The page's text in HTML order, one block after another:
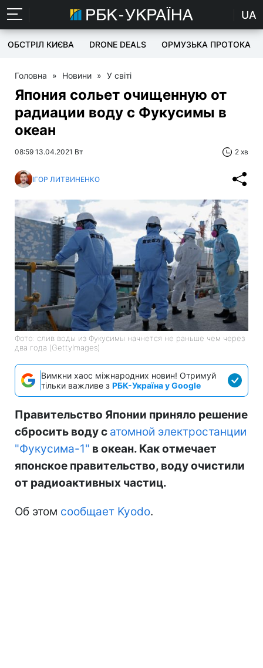
UA
ОБСТРІЛ КИЄВА DRONE DEALS ОРМУЗЬКА ПРОТОКА
Головна » Новини » У світі
Япония сольет очищенную от
радиации воду с Фукусимы в
океан
08:59 13.04.2021 Вт 2 хв
ІГОР ЛИТВИНЕНКО
Фото: слив воды из Фукусимы начнется не раньше чем через
два года (GettyImages)
Вимкни хаос міжнародних новин! Отримуй
тільки важливе з РБК-Україна у Google
Правительство Японии приняло решение
сбросить воду с атомной электростанции
"Фукусима-1" в океан. Как отмечает
японское правительство, воду очистили
от радиоактивных частиц.
Об этом сообщает Kyodo.